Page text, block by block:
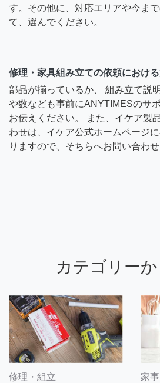
す。その他に、対応エリアや今ま
て、選んでください。
修理・家具組み立ての依頼におけ
部品が揃っているか、 組み立て説
や数なども事前にANYTIMESのサ
お伝えください。 また、イケア製
わせは、イケア公式ホームページ
りますので、そちらへお問い合わせ
カテゴリー
修理・組立 家事